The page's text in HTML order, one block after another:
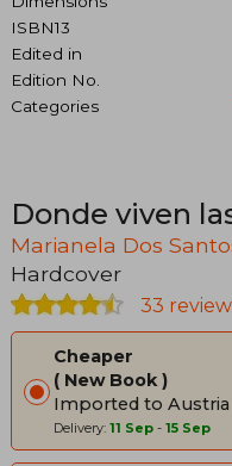
ISBN13
Edited in
Edition No.
Categories
Donde viven
Marianela Dos
Hardcover
33
Cheaper
New Book
Imported to Austria
Delivery: 11 Sep - 15 Sep